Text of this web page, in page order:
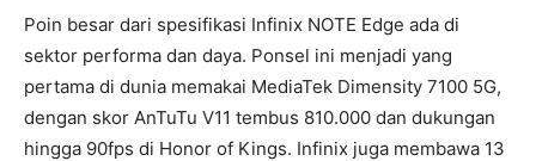
Poin besar dari spesifikasi Infinix NOTE Edge ada di
sektor performa dan daya. Ponsel ini menjadi yang
pertama di dunia memakai MediaTek Dimensity 7100 5G,
dengan skor AnTuTu V11 tembus 810.000 dan dukungan
hingga 90fps di Honor of Kings. Infinix juga membawa 13